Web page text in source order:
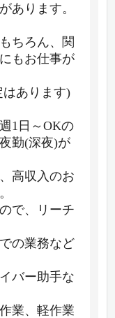
あります。
ちろん、関
もお仕事が
あります)
1日～OKの
勤(深夜)が
高収入のお
で、リーチ
の業務など
バー助手な
業、軽作業